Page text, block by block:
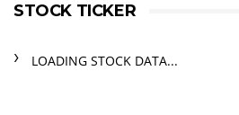
STOCK TICKER
LOADING STOCK DATA...